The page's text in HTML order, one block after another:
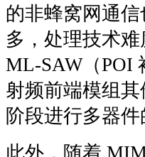
的非蜂窝网通
多，处理技术
ML-SAW（POI
射频前端模组
阶段进行多器件